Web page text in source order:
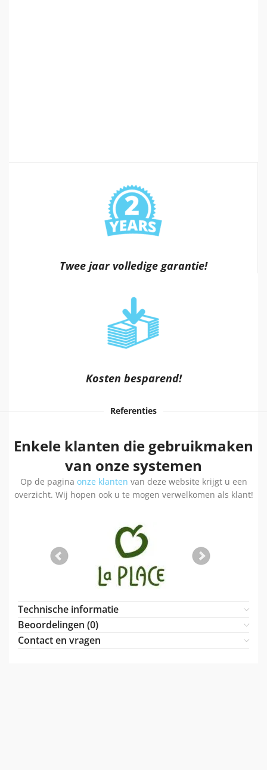
Twee jaar volledige garantie!
Kosten besparend!
Referenties
Enkele klanten die gebruikmaken
van onze systemen
Op de pagina onze klanten van deze website krijgt u een
overzicht. Wij hopen ook u te mogen verwelkomen als klant!
Technische informatie
Beoordelingen (0)
Contact en vragen